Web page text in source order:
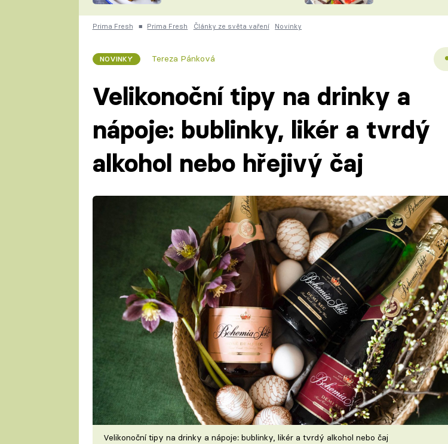
ČESKO NA TALÍŘI
KUCHAŘKA
VYCHYTÁVKY
zpracovat přerostlé
cukety
Prima Fresh ■ Prima Fresh Články ze světa vaření Novinky
NOVINKY Tereza Pánková
Velikonoční tipy na drinky a
nápoje: bublinky, likér a tvrdý
alkohol nebo hřejivý čaj
Velikonoční tipy na drinky a nápoje: bublinky, likér a tvrdý alkohol nebo čaj